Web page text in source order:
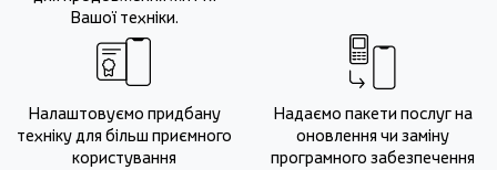
Вашої техніки.
Налаштовуємо придбану
техніку для більш приємного
користування
Надаємо пакети послуг на
оновлення чи заміну
програмного забезпечення